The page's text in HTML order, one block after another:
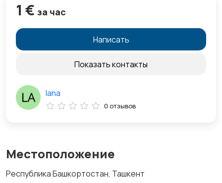
Местоположение
Республика Башкортостан, Ташкент
1 € за час
Написать
Показать контакты
lana
0 отзывов